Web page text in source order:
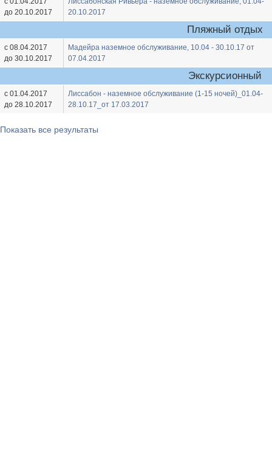
до 20.10.2017
20.10.2017
Пляжный отдых
с 08.04.2017
до 30.10.2017
Мадейра наземное обслуживание, 10.04 - 30.10.17 от
07.04.2017
Экскурсионный
с 01.04.2017
до 28.10.2017
Лиссабон - наземное обслуживание (1-15 ночей)_01.04-
28.10.17_от 17.03.2017
Показать все результаты